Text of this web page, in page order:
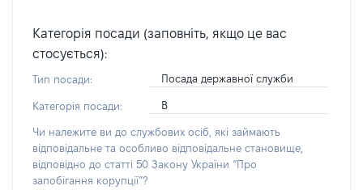
Категорія посади (заповніть, якщо це вас
стосується):
Тип посади: Посада державної служби
Категорія посади: В
Чи належите ви до службових осіб, які займають
відповідальне та особливо відповідальне становище,
відповідно до статті 50 Закону України “Про
запобігання корупції”?